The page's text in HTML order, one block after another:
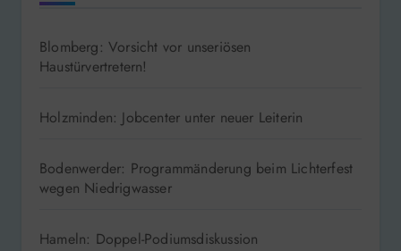
Blomberg: Vorsicht vor unseriösen
Haustürvertretern!
Holzminden: Jobcenter unter neuer Leiterin
Bodenwerder: Programmänderung beim Lichterfest
wegen Niedrigwasser
Hameln: Doppel-Podiumsdiskussion